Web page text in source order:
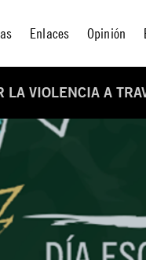
Enlaces Opinión
LA VIOLENCIA A